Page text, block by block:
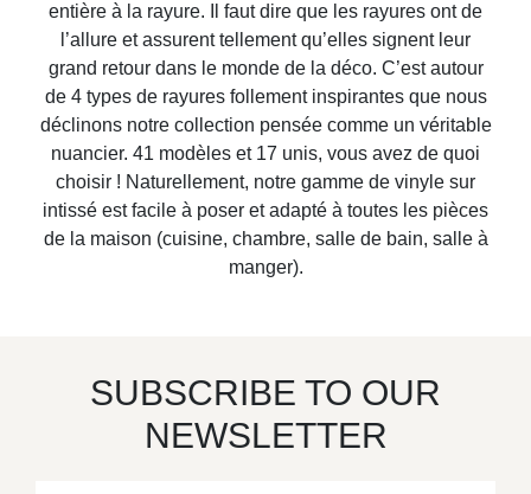
entière à la rayure. Il faut dire que les rayures ont de
l’allure et assurent tellement qu’elles signent leur
grand retour dans le monde de la déco. C’est autour
de 4 types de rayures follement inspirantes que nous
déclinons notre collection pensée comme un véritable
nuancier. 41 modèles et 17 unis, vous avez de quoi
choisir ! Naturellement, notre gamme de vinyle sur
intissé est facile à poser et adapté à toutes les pièces
de la maison (cuisine, chambre, salle de bain, salle à
manger).
SUBSCRIBE TO OUR
NEWSLETTER